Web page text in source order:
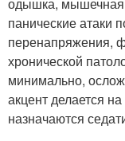
панические атаки
перенапряжения,
хронической
минимально,
акцент делается
назначаются